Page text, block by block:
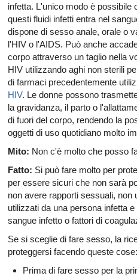
infetta. L'unico modo è possibile
questi fluidi infetti entra nel
dispone di sesso anale, orale o
l'HIV o l'AIDS. Può anche
corpo attraverso un taglio nella
HIV utilizzando aghi non sterili
di farmaci precedentemente
HIV. Le donne possono
la gravidanza, il parto o
di fuori del corpo, rendendo la
oggetti di uso quotidiano molto
Mito: Non c'è molto che posso
Fatto: Si può fare molto per
per essere sicuri che non sarà
non avere rapporti sessuali, non
utilizzati da una persona infetta
sangue infetto o fattori di
Se si sceglie di fare sesso, la
proteggersi facendo queste cose:
Prima di fare sesso per la